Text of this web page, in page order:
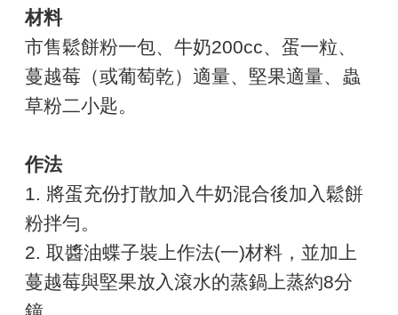
材料
市售鬆餅粉一包、牛奶200cc、蛋一粒、
蔓越莓（或葡萄乾）適量、堅果適量、蟲
草粉二小匙。
作法
1. 將蛋充份打散加入牛奶混合後加入鬆餅
粉拌勻。
2. 取醬油蝶子裝上作法(一)材料，並加上
蔓越莓與堅果放入滾水的蒸鍋上蒸約8分
鐘。